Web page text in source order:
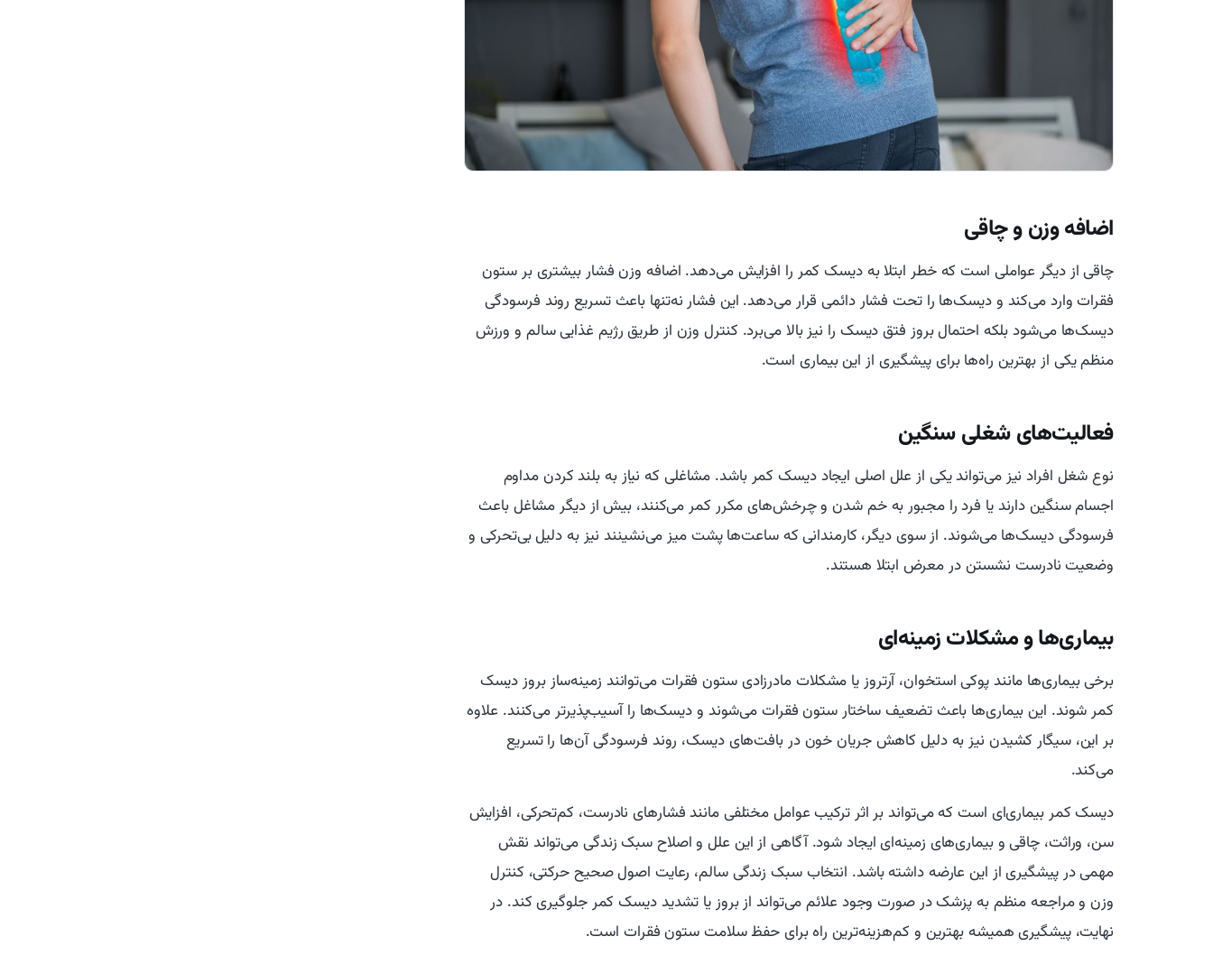
اضافه وزن و چاقی
چاقی از دیگر عواملی است که خطر ابتلا به دیسک کمر را افزایش می‌دهد. اضافه وزن فشار بیشتری بر ستون
فقرات وارد می‌کند و دیسک‌ها را تحت فشار دائمی قرار می‌دهد. این فشار نه‌تنها باعث تسریع روند فرسودگی
دیسک‌ها می‌شود بلکه احتمال بروز فتق دیسک را نیز بالا می‌برد. کنترل وزن از طریق رژیم غذایی سالم و ورزش
منظم یکی از بهترین راه‌ها برای پیشگیری از این بیماری است.
فعالیت‌های شغلی سنگین
نوع شغل افراد نیز می‌تواند یکی از علل اصلی ایجاد دیسک کمر باشد. مشاغلی که نیاز به بلند کردن مداوم
اجسام سنگین دارند یا فرد را مجبور به خم شدن و چرخش‌های مکرر کمر می‌کنند، بیش از دیگر مشاغل باعث
فرسودگی دیسک‌ها می‌شوند. از سوی دیگر، کارمندانی که ساعت‌ها پشت میز می‌نشینند نیز به دلیل بی‌تحرکی و
وضعیت نادرست نشستن در معرض ابتلا هستند.
بیماری‌ها و مشکلات زمینه‌ای
برخی بیماری‌ها مانند پوکی استخوان، آرتروز یا مشکلات مادرزادی ستون فقرات می‌توانند زمینه‌ساز بروز دیسک
کمر شوند. این بیماری‌ها باعث تضعیف ساختار ستون فقرات می‌شوند و دیسک‌ها را آسیب‌پذیرتر می‌کنند. علاوه
بر این، سیگار کشیدن نیز به دلیل کاهش جریان خون در بافت‌های دیسک، روند فرسودگی آن‌ها را تسریع
می‌کند.
دیسک کمر بیماری‌ای است که می‌تواند بر اثر ترکیب عوامل مختلفی مانند فشارهای نادرست، کم‌تحرکی، افزایش
سن، وراثت، چاقی و بیماری‌های زمینه‌ای ایجاد شود. آگاهی از این علل و اصلاح سبک زندگی می‌تواند نقش
مهمی در پیشگیری از این عارضه داشته باشد. انتخاب سبک زندگی سالم، رعایت اصول صحیح حرکتی، کنترل
وزن و مراجعه منظم به پزشک در صورت وجود علائم می‌تواند از بروز یا تشدید دیسک کمر جلوگیری کند. در
نهایت، پیشگیری همیشه بهترین و کم‌هزینه‌ترین راه برای حفظ سلامت ستون فقرات است.